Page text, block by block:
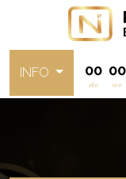
INFO 00
zile
00
ore